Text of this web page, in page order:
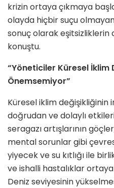
krizin ortaya çıkmaya
olayda hiçbir suçu
sonuç olarak eşitsizliklerin
konuştu.
“Yöneticiler Küresel İklim
Önemsemiyor”
Küresel iklim değişikliğinin
doğrudan ve dolaylı
seragazı artışlarının
mental sorunlar gibi
yiyecek ve su kıtlığı ile
ve ishalli hastalıklar
Deniz seviyesinin